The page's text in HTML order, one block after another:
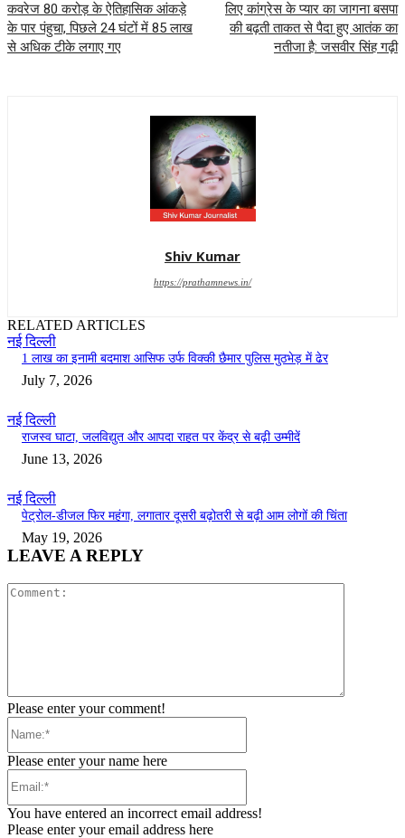
कवरेज 80 करोड़ के ऐतिहासिक आंकड़े
के पार पंहुचा, पिछले 24 घंटों में 85 लाख
से अधिक टीके लगाए गए
लिए कांग्रेस के प्यार का जागना बसपा
की बढ़ती ताकत से पैदा हुए आतंक का
नतीजा है: जसवीर सिंह गढ़ी
Shiv Kumar
https://prathamnews.in/
RELATED ARTICLES
नई दिल्ली
1 लाख का इनामी बदमाश आसिफ उर्फ विक्की छैमार पुलिस मुठभेड़ में ढेर
July 7, 2026
नई दिल्ली
राजस्व घाटा, जलविद्युत और आपदा राहत पर केंद्र से बढ़ी उम्मीदें
June 13, 2026
नई दिल्ली
पेट्रोल-डीजल फिर महंगा, लगातार दूसरी बढ़ोतरी से बढ़ी आम लोगों की चिंता
May 19, 2026
LEAVE A REPLY
Please enter your comment!
Please enter your name here
You have entered an incorrect email address!
Please enter your email address here